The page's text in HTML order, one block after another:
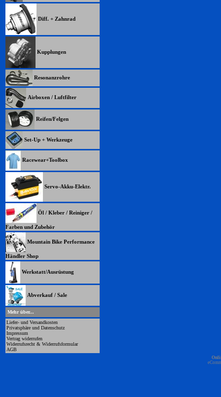
Diff. + Zahnrad
Kupplungen
Resonanzrohre
Airboxen / Luftfilter
Reifen/Felgen
Set-Up + Werkzeuge
Racewear+Toolbox
Servo-Akku-Elektr.
Öl / Kleber / Reiniger /
Farben und Zubehör
Mountain Bike Performance
Händler Shop
Werkstatt/Ausrüstung
Abverkauf / Sale
Mehr über...
Liefer- und Versandkosten
Privatsphäre und Datenschutz
Impressum
Vertrag widerrufen
Widerrufsrecht & Widerrufsformular
AGB